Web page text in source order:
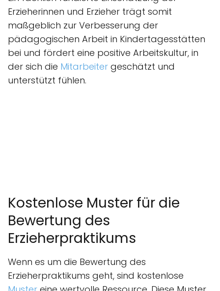
Erzieherinnen und Erzieher trägt somit
maßgeblich zur Verbesserung der
pädagogischen Arbeit in Kindertagesstätten
bei und fördert eine positive Arbeitskultur, in
der sich die Mitarbeiter geschätzt und
unterstützt fühlen.
Kostenlose Muster für die
Bewertung des
Erzieherpraktikums
Wenn es um die Bewertung des
Erzieherpraktikums geht, sind kostenlose